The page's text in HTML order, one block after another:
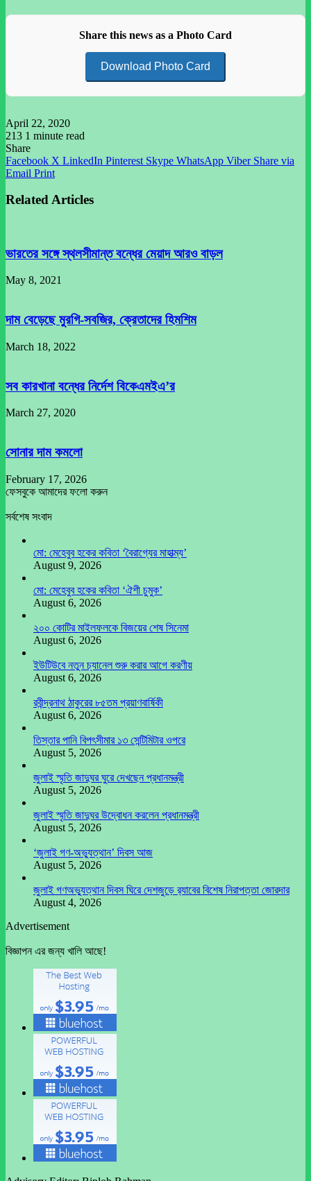
Share this news as a Photo Card
Download Photo Card
April 22, 2020
213 1 minute read
Share
Facebook X LinkedIn Pinterest Skype WhatsApp Viber Share via
Email Print
Related Articles
ভারতের সঙ্গে স্থলসীমান্ত বন্ধের মেয়াদ আরও বাড়ল
May 8, 2021
দাম বেড়েছে মুরগি-সবজির, ক্রেতাদের হিমশিম
March 18, 2022
সব কারখানা বন্ধের নির্দেশ বিকেএমইএ’র
March 27, 2020
সোনার দাম কমলো
February 17, 2026
ফেসবুকে আমাদের ফলো করুন
সর্বশেষ সংবাদ
মো: মেহেবুব হকের কবিতা ‘বৈরাগ্যের মাহাত্ম্য’
August 9, 2026
মো: মেহেবুব হকের কবিতা ‘ঐশী চুমুক’
August 6, 2026
২০০ কোটির মাইলফলকে বিজয়ের শেষ সিনেমা
August 6, 2026
ইউটিউবে নতুন চ্যানেল শুরু করার আগে করণীয়
August 6, 2026
রবীন্দ্রনাথ ঠাকুরের ৮৫তম প্রয়াণবার্ষিকী
August 6, 2026
তিস্তার পানি বিপৎসীমার ১৩ সেন্টিমিটার ওপরে
August 5, 2026
জুলাই স্মৃতি জাদুঘর ঘুরে দেখছেন প্রধানমন্ত্রী
August 5, 2026
জুলাই স্মৃতি জাদুঘর উদ্বোধন করলেন প্রধানমন্ত্রী
August 5, 2026
‘জুলাই গণ-অভ্যুত্থান’ দিবস আজ
August 5, 2026
জুলাই গণঅভ্যুত্থান দিবস ঘিরে দেশজুড়ে র‌্যাবের বিশেষ নিরাপত্তা জোরদার
August 4, 2026
Advertisement
বিজ্ঞাপন এর জন্য খালি আছে!